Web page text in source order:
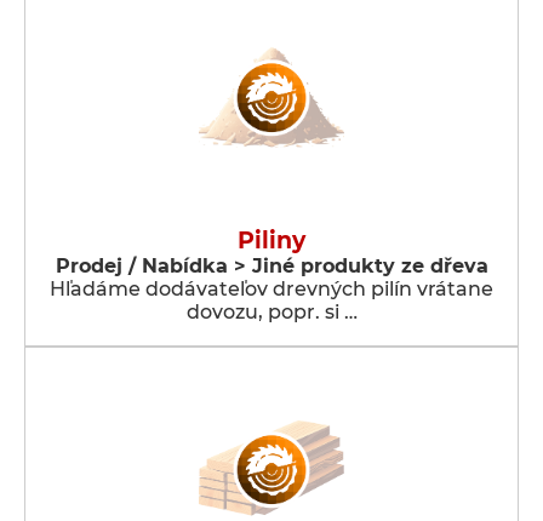
Piliny
Prodej / Nabídka > Jiné produkty ze dřeva
Hľadáme dodávateľov drevných pilín vrátane
dovozu, popr. si …